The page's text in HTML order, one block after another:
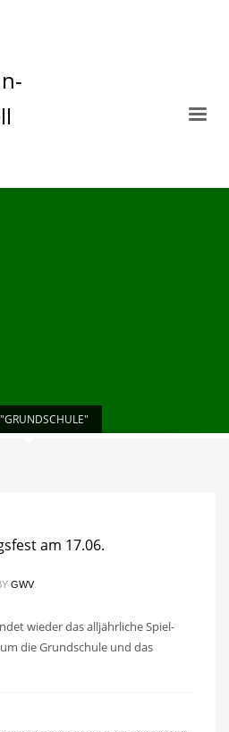
am 17.06.
GWV
wieder das alljährliche Spiel-
die Grundschule und das